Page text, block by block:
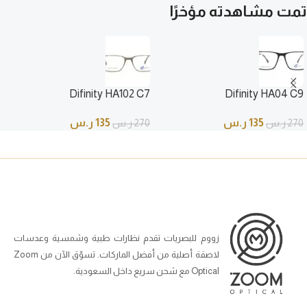
تمت مشاهدته مؤخرًا
Difinity HA04 C9
270ر.س135 ر.س
Difinity HA102 C7
270ر.س135 ر.س
زووم للبصريات تقدم نظارات طبية وشمسية وعدسات
لاصقة أصلية من أفضل الماركات. تسوّق الآن من Zoom
Optical مع شحن سريع داخل السعودية.